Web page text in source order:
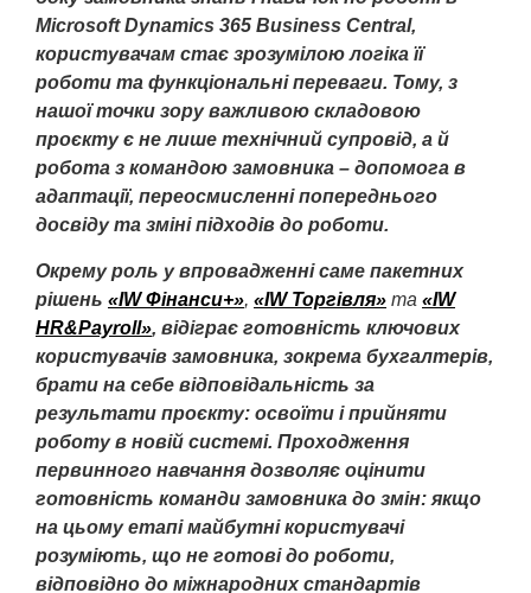
Microsoft Dynamics 365 Business Central,
користувачам стає зрозумілою логіка її
роботи та функціональні переваги. Тому, з
нашої точки зору важливою складовою
проєкту є не лише технічний супровід, а й
робота з командою замовника – допомога в
адаптації, переосмисленні попереднього
досвіду та зміні підходів до роботи.
Окрему роль у впровадженні саме пакетних
рішень «IW Фінанси+», «IW Торгівля» та «IW
HR&Payroll», відіграє готовність ключових
користувачів замовника, зокрема бухгалтерів,
брати на себе відповідальність за
результати проєкту: освоїти і прийняти
роботу в новій системі. Проходження
первинного навчання дозволяє оцінити
готовність команди замовника до змін: якщо
на цьому етапі майбутні користувачі
розуміють, що не готові до роботи,
відповідно до міжнародних стандартів